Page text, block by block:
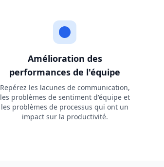
Amélioration des
performances de l'équipe
Repérez les lacunes de communication,
les problèmes de sentiment d'équipe et
les problèmes de processus qui ont un
impact sur la productivité.